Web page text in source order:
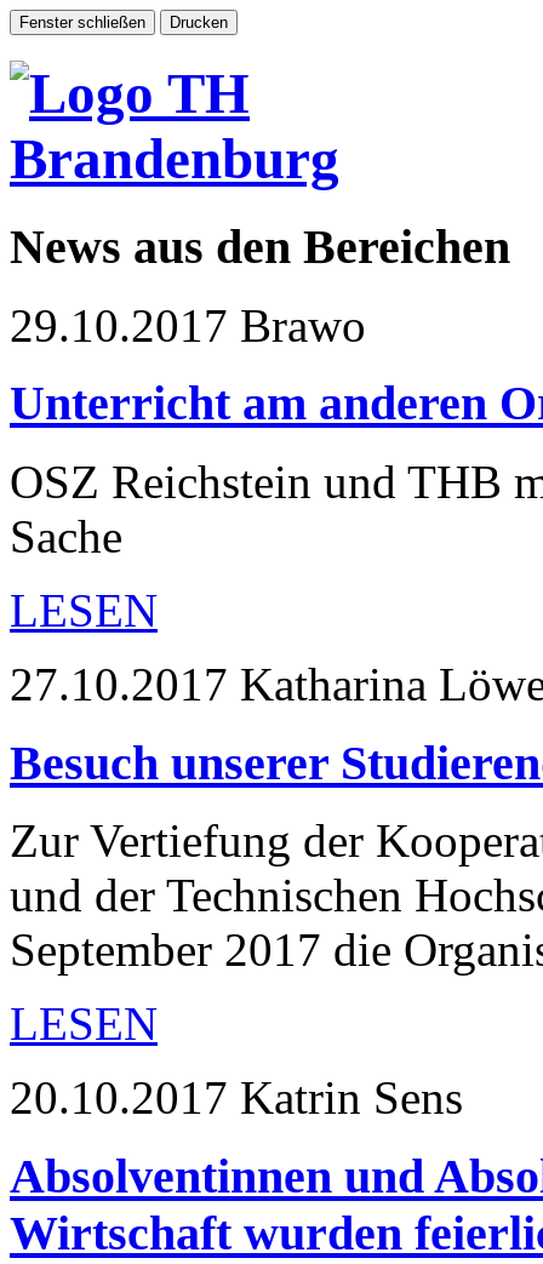
News aus den Bereichen
29.10.2017 Brawo
Unterricht am anderen
OSZ Reichstein und THB
Sache
LESEN
27.10.2017 Katharina
Besuch unserer
Zur Vertiefung der
und der Technischen
September 2017 die
LESEN
20.10.2017 Katrin Sens
Absolventinnen und
Wirtschaft wurden